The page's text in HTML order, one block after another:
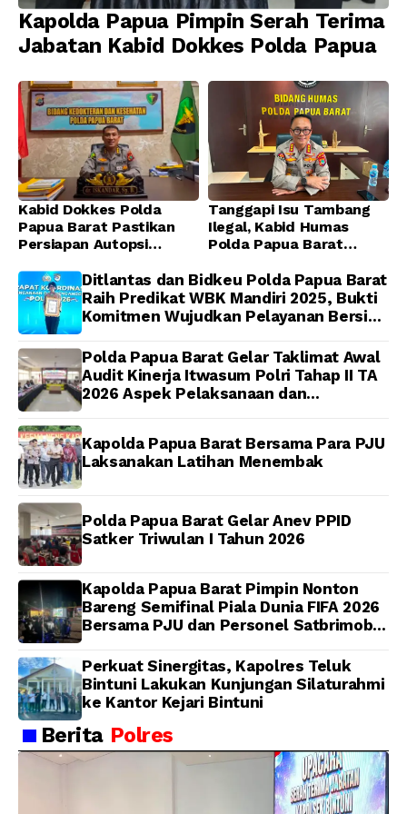
Kapolda Papua Pimpin Serah Terima
Jabatan Kabid Dokkes Polda Papua
Kabid Dokkes Polda
Papua Barat Pastikan
Persiapan Autopsi
Papua Barat Yanto
Idorway Telah Matang,
Pelaksanaan
Dijadwalkan Kamis
Tanggapi Isu Tambang
Ilegal, Kabid Humas
Polda Papua Barat
Toleransi bagi Oknum
Anggota
Ditlantas dan Bidkeu Polda Papua Barat
Raih Predikat WBK Mandiri 2025, Bukti
Komitmen Wujudkan Pelayanan Bersih
Polda Papua Barat Gelar Taklimat Awal
Audit Kinerja Itwasum Polri Tahap II TA
2026 Aspek Pelaksanaan dan
Kapolda Papua Barat Bersama Para PJU
Laksanakan Latihan Menembak
Polda Papua Barat Gelar Anev PPID
Satker Triwulan I Tahun 2026
Kapolda Papua Barat Pimpin Nonton
Bareng Semifinal Piala Dunia FIFA 2026
Bersama PJU dan Personel Satbrimob
Perkuat Sinergitas, Kapolres Teluk
Bintuni Lakukan Kunjungan Silaturahmi
ke Kantor Kejari Bintuni
Berita Polres